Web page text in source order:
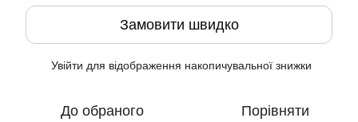
Замовити швидко
Увійти для відображення накопичувальної знижки
До обраного Порівняти